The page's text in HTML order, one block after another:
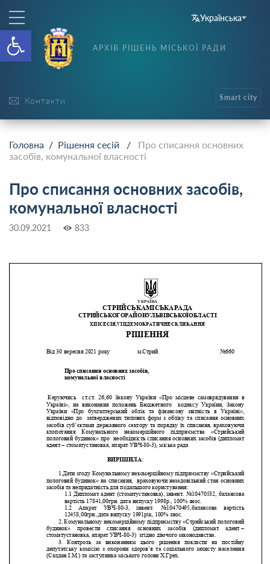
Відкрити Панель
Українська
Контакти
АРХІВ РІШЕНЬ МІСЬКОЇ РАДИ
Smart city
Головна / Рішення сесій / Про списання основних
засобів, комунальної власності
Про списання основних засобів,
комунальної власності
30.09.2021 833